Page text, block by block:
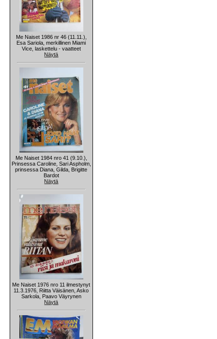
Me Naiset 1986 nr 46 (11.11.),
Esa Sariola, merkillinen Miami
Vice, laskettelu - vaatteet
Näytä
Me Naiset 1984 nro 41 (9.10.),
Prinsessa Caroline, Sari Aspholm,
prinsessa Diana, Gilda, Brigitte
Bardot
Näytä
Me Naiset 1976 nro 11 ilmestynyt
11.3.1976, Riitta Väisänen, Asko
Sarkola, Paavo Väyrynen
Näytä